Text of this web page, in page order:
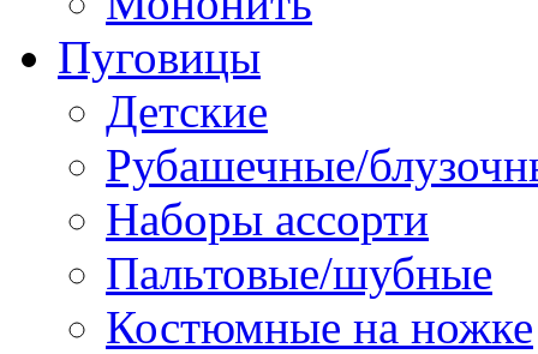
Пуговицы
Детские
Рубашечные/
Наборы ассорти
Пальтовые/шубные
Костюмные на ножке